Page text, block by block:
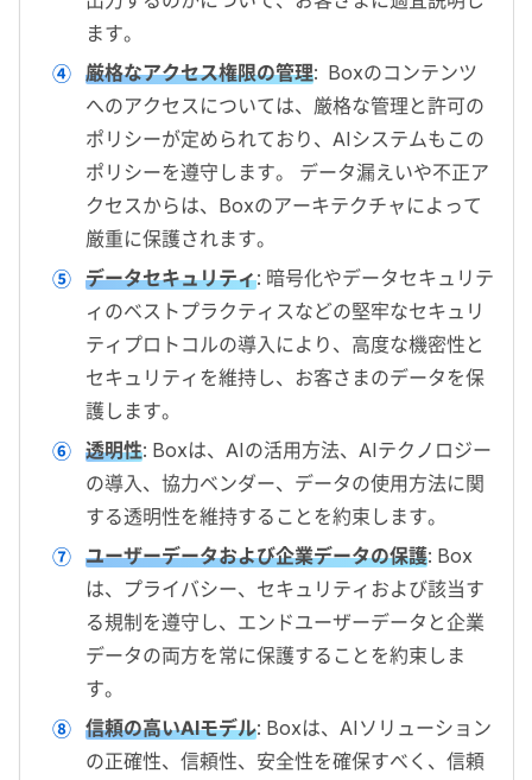
ます。
厳格なアクセス権限の管理: Boxのコンテンツ
へのアクセスについては、厳格な管理と許可の
ポリシーが定められており、AIシステムもこの
ポリシーを遵守します。 データ漏えいや不正ア
クセスからは、Boxのアーキテクチャによって
厳重に保護されます。
データセキュリティ: 暗号化やデータセキュリテ
ィのベストプラクティスなどの堅牢なセキュリ
ティプロトコルの導入により、高度な機密性と
セキュリティを維持し、お客さまのデータを保
護します。
透明性: Boxは、AIの活用方法、AIテクノロジー
の導入、協力ベンダー、データの使用方法に関
する透明性を維持することを約束します。
ユーザーデータおよび企業データの保護: Box
は、プライバシー、セキュリティおよび該当す
る規制を遵守し、エンドユーザーデータと企業
データの両方を常に保護することを約束しま
す。
信頼の高いAIモデル: Boxは、AIソリューション
の正確性、信頼性、安全性を確保すべく、信頼